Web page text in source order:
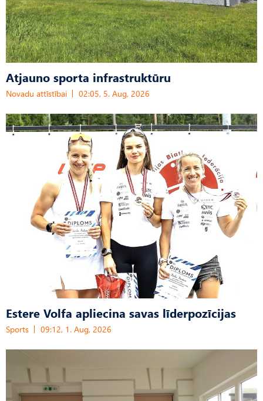
Atjauno sporta infrastruktūru
Novadu attīstībai 02:05, 5. Aug, 2026
Estere Volfa apliecina savas līderpozīcijas
Sports 09:12, 1. Aug, 2026